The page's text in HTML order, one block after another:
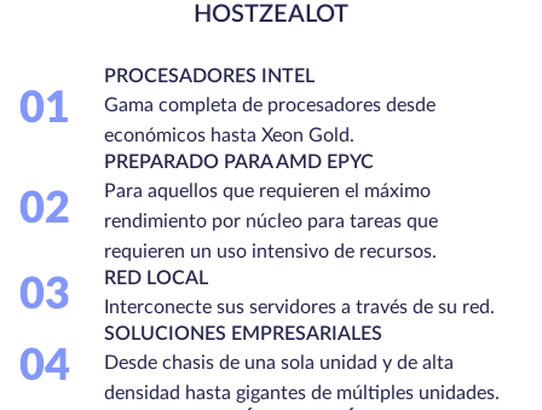
HOSTZEALOT
01
PROCESADORES INTEL
Gama completa de procesadores desde
económicos hasta Xeon Gold.
02
PREPARADO PARA AMD EPYC
Para aquellos que requieren el máximo
rendimiento por núcleo para tareas que
requieren un uso intensivo de recursos.
03
RED LOCAL
Interconecte sus servidores a través de su red.
04
SOLUCIONES EMPRESARIALES
Desde chasis de una sola unidad y de alta
densidad hasta gigantes de múltiples unidades.